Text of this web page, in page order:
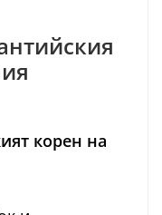
корен на